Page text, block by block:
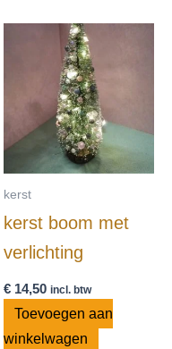
kerst
kerst boom met
verlichting
€14,50 incl. btw
Toevoegen aan
winkelwagen